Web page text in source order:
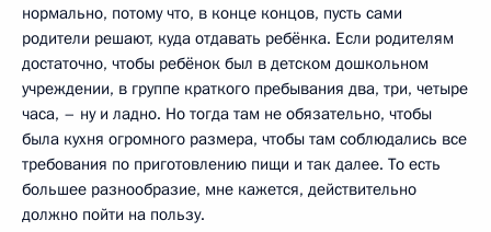
нормально, потому что, в конце концов, пусть сами
родители решают, куда отдавать ребёнка. Если родителям
достаточно, чтобы ребёнок был в детском дошкольном
учреждении, в группе краткого пребывания два, три, четыре
часа, – ну и ладно. Но тогда там не обязательно, чтобы
была кухня огромного размера, чтобы там соблюдались все
требования по приготовлению пищи и так далее. То есть
большее разнообразие, мне кажется, действительно
должно пойти на пользу.